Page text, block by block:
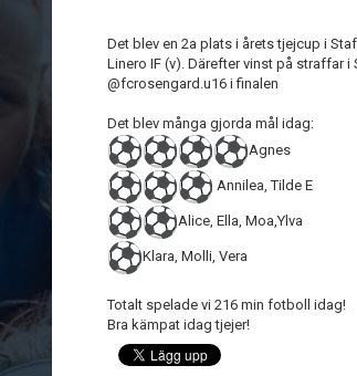
Det blev en 2a plats i årets tjejcup i
Linero IF (v). Därefter vinst på straffar
@fcrosengard.u16 i finalen
Det blev många gjorda mål idag:
Agnes
Annilea, Tilde E
Alice, Ella, Moa,Ylva
Klara, Molli, Vera
Totalt spelade vi 216 min fotboll idag!
Bra kämpat idag tjejer!